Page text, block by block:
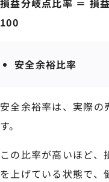
100
安全余裕比率
安全余裕率は、実際の
す。
この比率が高いほど、
を上げている状態で、